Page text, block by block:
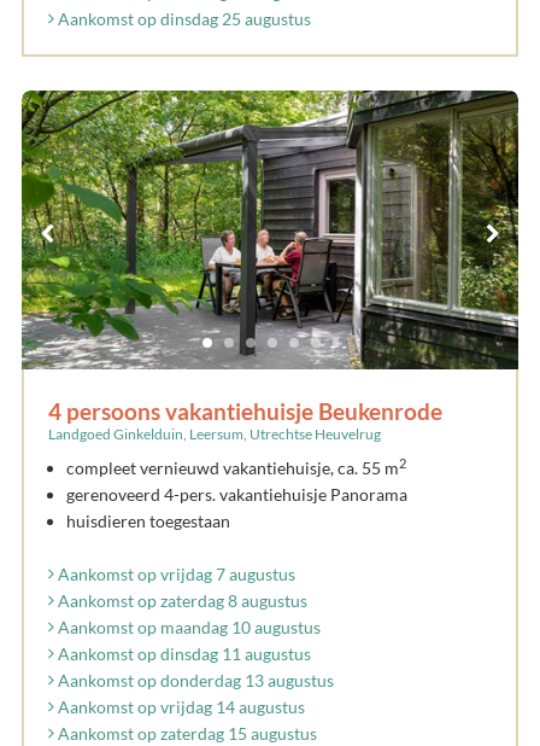
Aankomst op dinsdag 25 augustus
4 persoons vakantiehuisje Beukenrode
Landgoed Ginkelduin, Leersum, Utrechtse Heuvelrug
compleet vernieuwd vakantiehuisje, ca. 55 m2
gerenoveerd 4-pers. vakantiehuisje Panorama
huisdieren toegestaan
Aankomst op vrijdag 7 augustus
Aankomst op zaterdag 8 augustus
Aankomst op maandag 10 augustus
Aankomst op dinsdag 11 augustus
Aankomst op donderdag 13 augustus
Aankomst op vrijdag 14 augustus
Aankomst op zaterdag 15 augustus